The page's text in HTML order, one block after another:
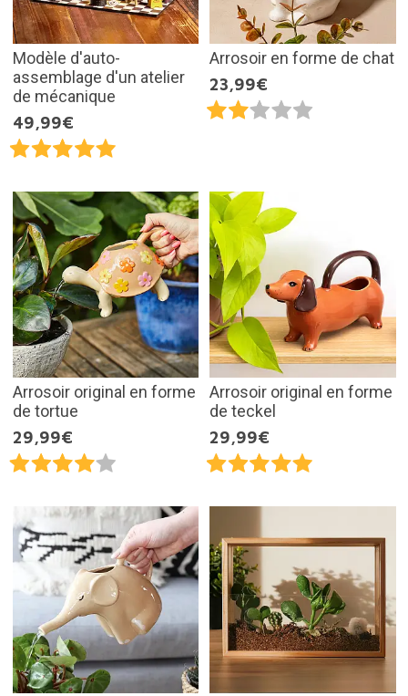
Modèle d'auto-
assemblage d'un atelier
de mécanique
49,99€
Arrosoir en forme de chat
23,99€
Arrosoir original en forme
de tortue
29,99€
Arrosoir original en forme
de teckel
29,99€